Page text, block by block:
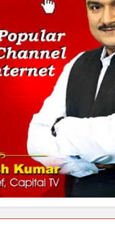
अमर शहीद ठाकुर रोशन
स्वरूप रानी नेहरू
नामकरण करने की मांग को
अनिश्चितकालीन धरना शुरू
289 एकड़ भूमि पर विकसित
फ्री डेटा सेंटर, हजारों
रोजगार सृजन की संभावना
UP में ग्रामीण बिजली
डेयरी, कुटीर उद्योग और
मिला बढ़ावा